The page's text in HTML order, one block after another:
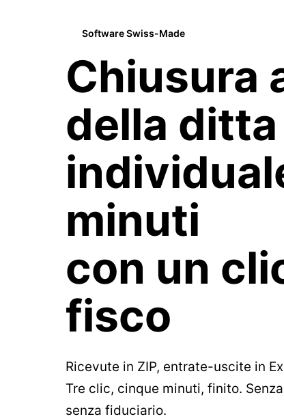
Software Swiss-Made
Chiusura
della ditta
minuti
con un
fisco
Ricevute in ZIP, entrate-uscite in
Tre clic, cinque minuti, finito.
senza fiduciario.